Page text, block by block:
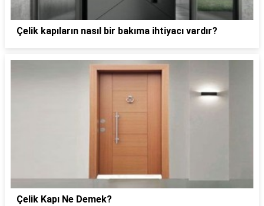
Çelik kapıların nasıl bir bakıma ihtiyacı vardır?
Çelik Kapı Ne Demek?